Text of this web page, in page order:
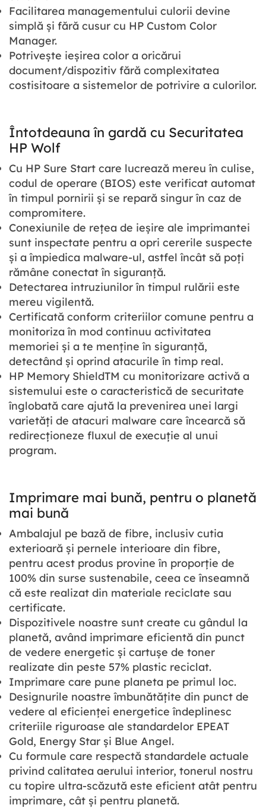
Facilitarea managementului culorii devine
simplă și fără cusur cu HP Custom Color
Manager.
Potrivește ieșirea color a oricărui
document/dispozitiv fără complexitatea
costisitoare a sistemelor de potrivire a culorilor.
Întotdeauna în gardă cu Securitatea
HP Wolf
Cu HP Sure Start care lucrează mereu în culise,
codul de operare (BIOS) este verificat automat
în timpul pornirii și se repară singur în caz de
compromitere.
Conexiunile de rețea de ieșire ale imprimantei
sunt inspectate pentru a opri cererile suspecte
și a împiedica malware-ul, astfel încât să poți
rămâne conectat în siguranță.
Detectarea intruziunilor în timpul rulării este
mereu vigilentă.
Certificată conform criteriilor comune pentru a
monitoriza în mod continuu activitatea
memoriei și a te menține în siguranță,
detectând și oprind atacurile în timp real.
HP Memory ShieldTM cu monitorizare activă a
sistemului este o caracteristică de securitate
înglobată care ajută la prevenirea unei largi
varietăți de atacuri malware care încearcă să
redirecționeze fluxul de execuție al unui
program.
Imprimare mai bună, pentru o planetă
mai bună
Ambalajul pe bază de fibre, inclusiv cutia
exterioară și pernele interioare din fibre,
pentru acest produs provine în proporție de
100% din surse sustenabile, ceea ce înseamnă
că este realizat din materiale reciclate sau
certificate.
Dispozitivele noastre sunt create cu gândul la
planetă, având imprimare eficientă din punct
de vedere energetic și cartușe de toner
realizate din peste 57% plastic reciclat.
Imprimare care pune planeta pe primul loc.
Designurile noastre îmbunătățite din punct de
vedere al eficienței energetice îndeplinesc
criteriile riguroase ale standardelor EPEAT
Gold, Energy Star și Blue Angel.
Cu formule care respectă standardele actuale
privind calitatea aerului interior, tonerul nostru
cu topire ultra-scăzută este eficient atât pentru
imprimare, cât și pentru planetă.